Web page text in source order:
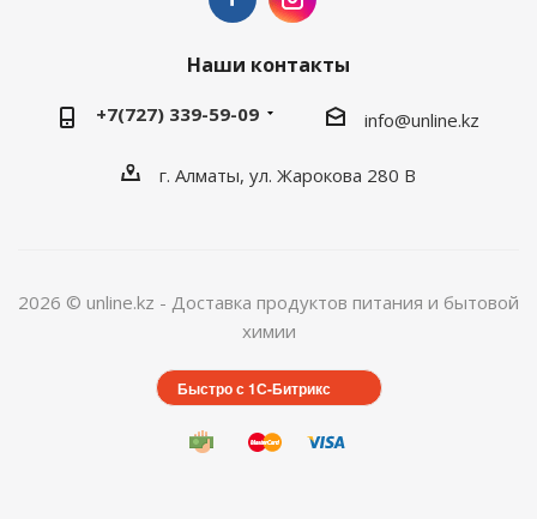
Наши контакты
+7(727) 339-59-09 info@unline.kz
г. Алматы, ул. Жарокова 280 В
2026 © unline.kz - Доставка продуктов питания и бытовой
химии
Быстро с 1С-Битрикс